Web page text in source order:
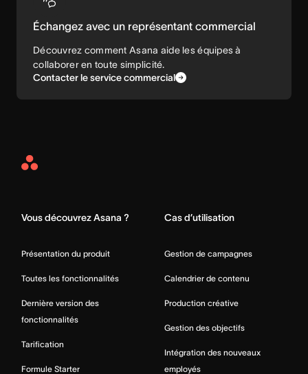
Échangez avec un représentant commercial
Découvrez comment Asana aide les équipes à
collaborer en toute simplicité.
Contacter le service commercial
Asana
Vous découvrez Asana ?
Présentation du produit
Toutes les fonctionnalités
Dernière version des
fonctionnalités
Tarification
Formule Starter
Cas d’utilisation
Gestion de campagnes
Calendrier de contenu
Production créative
Gestion des objectifs
Intégration des nouveaux
employés